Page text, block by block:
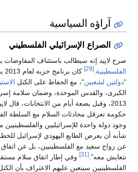
آراؤه السياسية
الصراع الإسرائيلي الفلسطيني
صرح لاپيد إنه سيطالب باستئناف المفاوضات
الفلسطينية [29]
"دولتين لشعبين"، مع الحفاظ على الكتل
الكبرى، والقدس الموحدة، وضمان سلامة
2013، وقبل بضعة أيام من الانتخابات، قال
حكومة تعرقل محادثات السلام مع السلطة
وجود دولة واحدة للإسرائيليين
شأنه أن يعرض الطابع اليهودي لإسرائيل
عن زواج سعيد مع الفلسطينيين، بل عن
نتعايش معه". [31]
وفي إطار اتفاق سلام
الفلسطينيين سيتعين عليهم الاعتراف بأن